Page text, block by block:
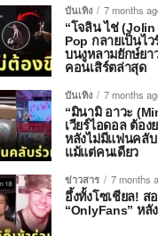
บันเทิง
7 months
“โจลิน ไช่ (Jolin
Pop กลายเป็นไ
บนงูหลามยักษ์ยา
คอนเสิร์ตล่าสุด
บันเทิง
7 months
“มินามิ อาวะ
เวียร์ไอดอล ต้อ
หลังไม่มีแฟนคลับ
แม้แต่คนเดียว
ข่าวสาร
7 months
อึ้งทั้งโซเชียล! ส
“OnlyFans” หลั